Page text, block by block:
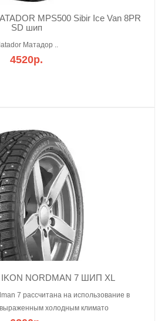
MPS500 Sibir Ice Van 8PR
SD шип
Матадор ..
4520р.
IKON NORDMAN 7 ШИП XL
7 рассчитана на использование в
выраженным холодным климато